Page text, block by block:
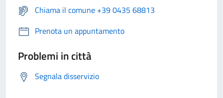
Chiama il comune +39 0435 68813
Prenota un appuntamento
Problemi in città
Segnala disservizio